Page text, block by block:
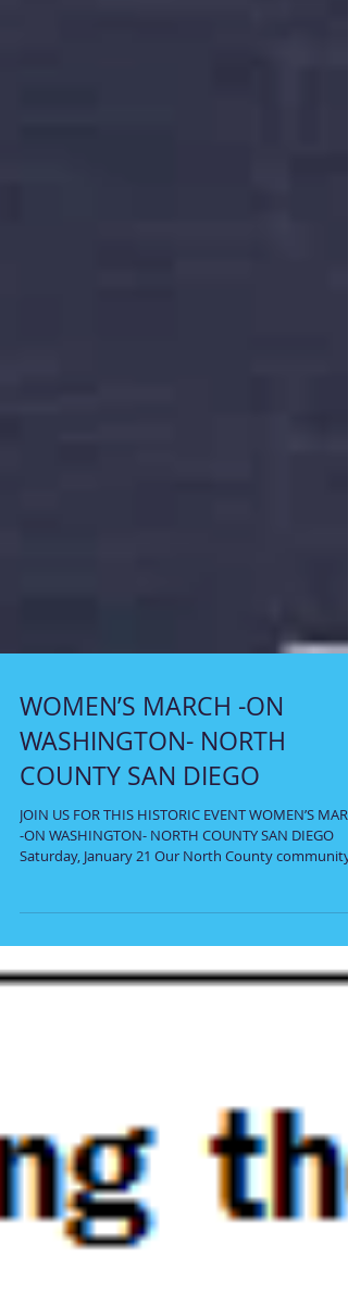
WOMEN’S MARCH -ON
WASHINGTON- NORTH
COUNTY SAN DIEGO
JOIN US FOR THIS HISTORIC EVENT WOMEN’S
will...